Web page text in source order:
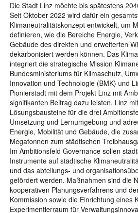
Die Stadt Linz möchte bis spätestens
Seit Oktober 2022 wird dafür ein
Klimaneutralitätskonzept entwickelt, um
definieren, wie die Bereiche Energie,
Gebäude des direkten und erweiterten
dekarbonisiert werden können. Das
integriert die strategische Mission
Bundesministeriums für Klimaschutz,
Innovation und Technologie (BMK) und
Pionierstadt mit dem Projekt Linz mit
signifikanten Beitrag dazu leisten. Linz
Lösungsbausteine für die drei
Umsetzung und Lernumgebung und
Energie, Mobilität und Gebäude, die
Megatonnen zum städtischen
Im Ambitionsfeld Governance sollen
Instrumente auf städtische
und das abteilungs- und
gefördert werden. Maßnahmen sind die
kooperativen Planungsverfahrens und
Kommission sowie die Einrichtung eines
Experimentierraum für